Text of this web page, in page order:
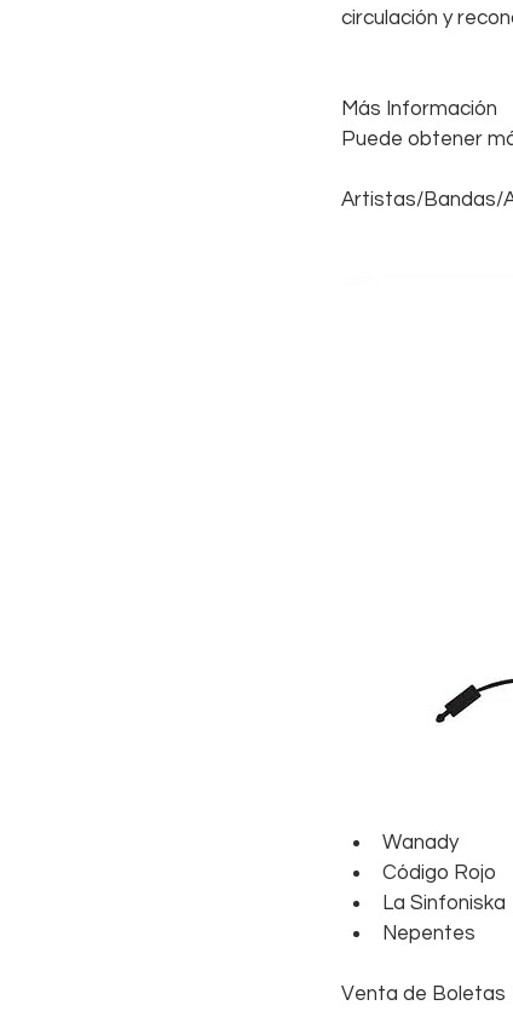
circulación y
Más Información
Puede obtener
Artistas/Bandas/
Wanady
Código Rojo
La Sinfoniska
Nepentes
Venta de Boletas